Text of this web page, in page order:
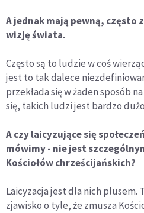
A jednak mają pewną, często
wizję świata.
Często są to ludzie w coś
jest to tak dalece
przekłada się w żaden sposób
się, takich ludzi jest bardzo
A czy laicyzujące się
mówimy - nie jest
Kościołów chrześcijańskich?
Laicyzacja jest dla nich plusem.
zjawisko o tyle, że zmusza